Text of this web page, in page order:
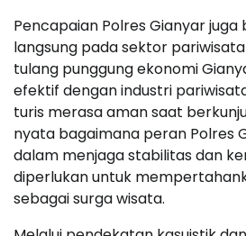
Pencapaian Polres Gianyar
langsung pada sektor
tulang punggung ekonomi
efektif dengan industri
turis merasa aman saat
nyata bagaimana peran Polres
dalam menjaga stabilitas dan
diperlukan untuk
sebagai surga wisata.